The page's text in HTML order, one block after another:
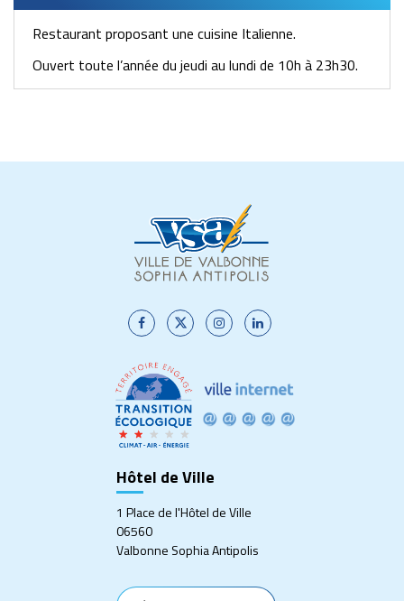
Restaurant proposant une cuisine Italienne.
Ouvert toute l’année du jeudi au lundi de 10h à 23h30.
Lien
le
compte
Facebook
Lien
compte
Twitter
Lien
compte
Lien
compte
Hôtel de Ville
1 Place de l'Hôtel de Ville
06560
Valbonne Sophia Antipolis